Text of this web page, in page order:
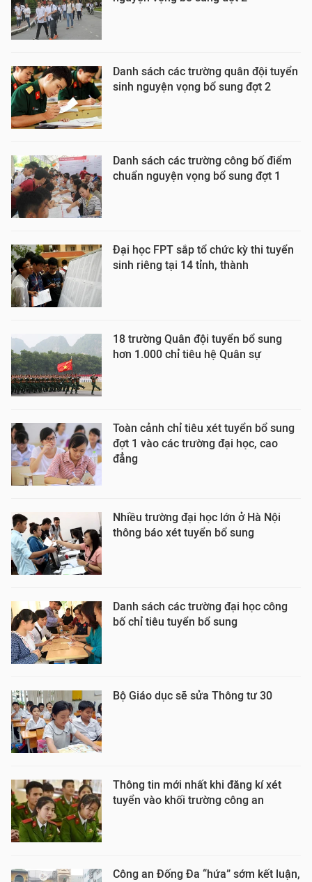
Danh sách các trường quân đội tuyển
sinh nguyện vọng bổ sung đợt 2
Danh sách các trường công bố điểm
chuẩn nguyện vọng bổ sung đợt 1
Đại học FPT sắp tổ chức kỳ thi tuyển
sinh riêng tại 14 tỉnh, thành
18 trường Quân đội tuyển bổ sung
hơn 1.000 chỉ tiêu hệ Quân sự
Toàn cảnh chỉ tiêu xét tuyển bổ sung
đợt 1 vào các trường đại học, cao
đẳng
Nhiều trường đại học lớn ở Hà Nội
thông báo xét tuyển bổ sung
Danh sách các trường đại học công
bố chỉ tiêu tuyển bổ sung
Bộ Giáo dục sẽ sửa Thông tư 30
Thông tin mới nhất khi đăng kí xét
tuyển vào khối trường công an
Công an Đống Đa “hứa” sớm kết luận,